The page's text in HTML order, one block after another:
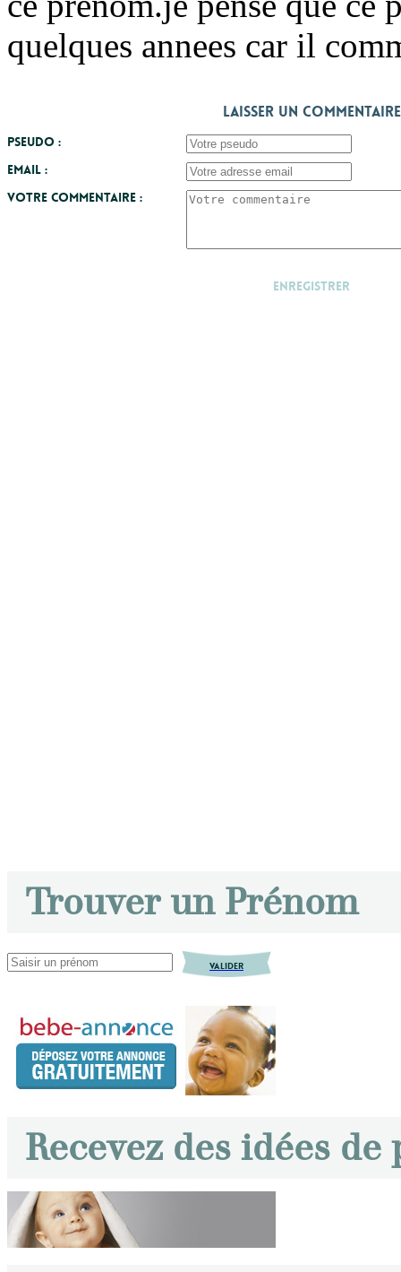
quelques annees car il
Laisser un commentaire
Pseudo :
Email :
Votre commentaire :
Enregistrer
Trouver un Prénom
VALIDER
Recevez des idées